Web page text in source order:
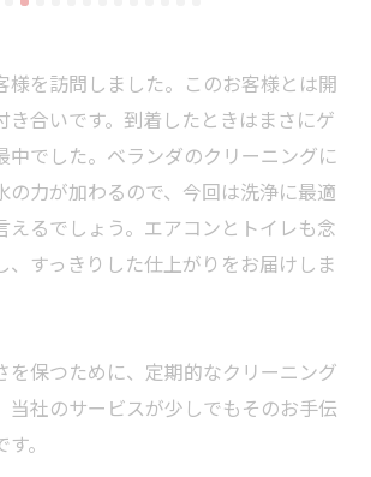
様を訪問しました。このお客様とは開
き合いです。到着したときはまさにゲ
中でした。ベランダのクリーニングに
の力が加わるので、今回は洗浄に最適
えるでしょう。エアコンとトイレも念
、すっきりした仕上がりをお届けしま
を保つために、定期的なクリーニング
当社のサービスが少しでもそのお手伝
。